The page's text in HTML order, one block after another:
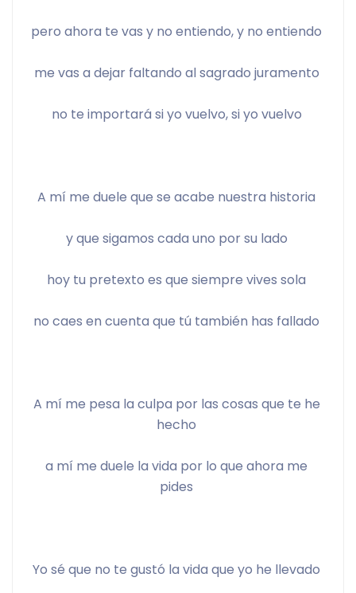
pero ahora te vas y no entiendo, y no entiendo
me vas a dejar faltando al sagrado juramento
no te importará si yo vuelvo, si yo vuelvo
A mí me duele que se acabe nuestra historia
y que sigamos cada uno por su lado
hoy tu pretexto es que siempre vives sola
no caes en cuenta que tú también has fallado
A mí me pesa la culpa por las cosas que te he
hecho
a mí me duele la vida por lo que ahora me
pides
Yo sé que no te gustó la vida que yo he llevado